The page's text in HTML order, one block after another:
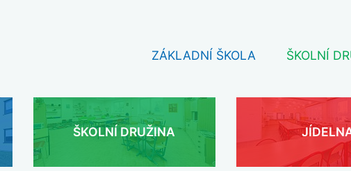
ZÁKLADNÍ ŠKOLA ŠKOLNÍ
ŠKOLNÍ DRUŽINA